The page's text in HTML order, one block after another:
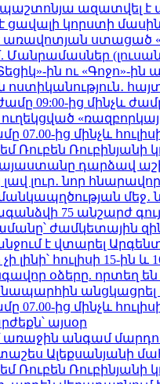
պաշտոնյա ազատվել
ցավալի կորստի
է առավոտյան
ին ու «Գոջո»-
09:00-ից մինչև
ուղեկցված
07.00-ից մինչև
Ռուբինյանի
դարձավ
լուր․ նոր
մեջ․
75 անշարժ
ժամկետային
է վտարել
լինի՝ հուլիսի 15-ին և
օձերը. որտեղ
անցկացրել
07.00-ից մինչև
այսօր
անգամ
Ալեքսանյանի
Ռուբինյանի